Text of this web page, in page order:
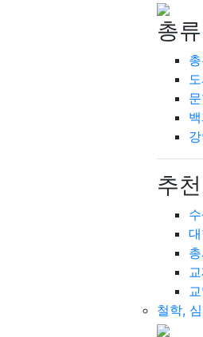
총류
추
철학,